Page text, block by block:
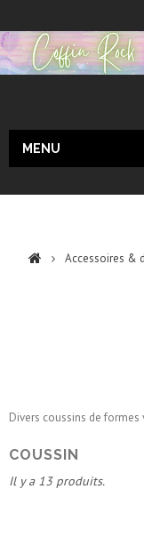
MENU
Accessoires &
Divers coussins de formes
COUSSIN
Il y a 13 produits.